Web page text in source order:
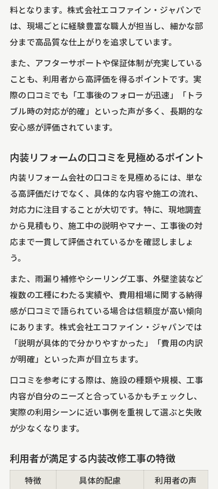
料となります。株式会社エコファイン・ジャパンで
は、現場ごとに経験豊富な職人が担当し、細かな部
分まで高品質な仕上がりを追求しています。
また、アフターサポートや保証体制が充実している
ことも、利用者から高評価を得るポイントです。実
際の口コミでも「工事後のフォローが迅速」「トラ
ブル時の対応が的確」といった声が多く、長期的な
安心感が評価されています。
内装リフォームの口コミを見極めるポイント
内装リフォーム会社の口コミを見極めるには、単な
る高評価だけでなく、具体的な内容や施工の流れ、
対応力に注目することが大切です。特に、現地調査
から見積もり、施工中の説明やマナー、工事後の対
応まで一貫して評価されているかを確認しましょ
う。
また、雨漏り補修やシーリング工事、外壁塗装など
複数の工種にわたる実績や、費用相場に関する納得
感が口コミで語られている場合は信頼度が高い傾向
にあります。株式会社エコファイン・ジャパンでは
「説明が具体的で分かりやすかった」「費用の内訳
が明確」といった声が目立ちます。
口コミを参考にする際は、施設の種類や規模、工事
内容が自分のニーズと合っているかもチェックし、
実際の利用シーンに近い事例を重視して選ぶと失敗
が少なくなります。
利用者が満足する内装改修工事の特徴
特徴 具体的配慮
利用者の声